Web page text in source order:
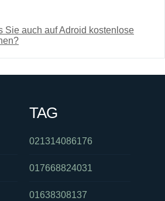
Sie auch auf Adroid kostenlose
TAG
021314086176
017668824031
01638308137